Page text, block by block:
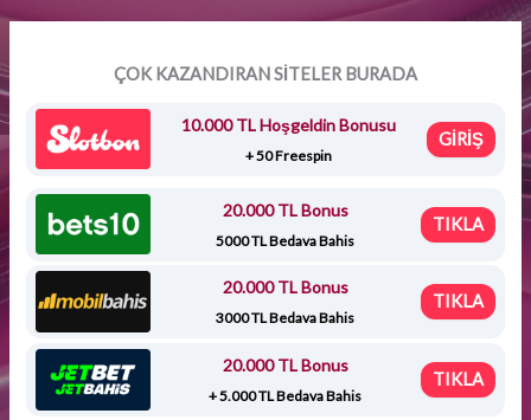
ÇOK KAZANDIRAN SİTELER BURADA
10.000 TL Hoşgeldin Bonusu
+ 50 Freespin
GİRİŞ
20.000 TL Bonus
5000 TL Bedava Bahis
TIKLA
20.000 TL Bonus
3000 TL Bedava Bahis
TIKLA
20.000 TL Bonus
+ 5.000 TL Bedava Bahis
TIKLA